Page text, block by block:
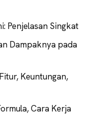
Penjelasan Singkat
Dampaknya pada
Keuntungan,
Cara Kerja